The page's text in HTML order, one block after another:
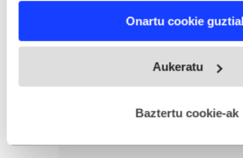
and set your preferences in thedetails
fitxategiak erabiltzen ditu. Zure
esplizitua ematen diguzu.Gehiago
Onartu cookie
Aukeratu
Baztertu cookie-ak